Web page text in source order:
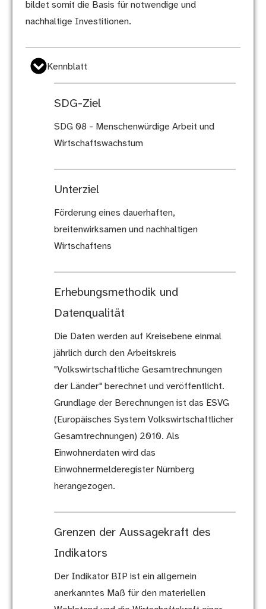
bildet somit die Basis für notwendige und
nachhaltige Investitionen.
Kennblatt
SDG-Ziel
SDG 08 - Menschenwürdige Arbeit und
Wirtschaftswachstum
Unterziel
Förderung eines dauerhaften,
breitenwirksamen und nachhaltigen
Wirtschaftens
Erhebungsmethodik und
Datenqualität
Die Daten werden auf Kreisebene einmal
jährlich durch den Arbeitskreis
"Volkswirtschaftliche Gesamtrechnungen
der Länder" berechnet und veröffentlicht.
Grundlage der Berechnungen ist das ESVG
(Europäisches System Volkswirtschaftlicher
Gesamtrechnungen) 2010. Als
Einwohnerdaten wird das
Einwohnermelderegister Nürnberg
herangezogen.
Grenzen der Aussagekraft des
Indikators
Der Indikator BIP ist ein allgemein
anerkanntes Maß für den materiellen